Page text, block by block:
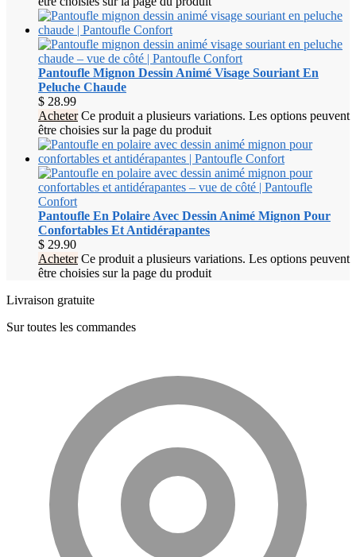
Pantoufle Mignon Dessin Animé Visage Souriant En
Peluche Chaude
$ 28.99
Acheter Ce produit a plusieurs variations. Les options peuvent
être choisies sur la page du produit
Pantoufle En Polaire Avec Dessin Animé Mignon Pour
Confortables Et Antidérapantes
$ 29.90
Acheter Ce produit a plusieurs variations. Les options peuvent
être choisies sur la page du produit
Livraison gratuite
Sur toutes les commandes